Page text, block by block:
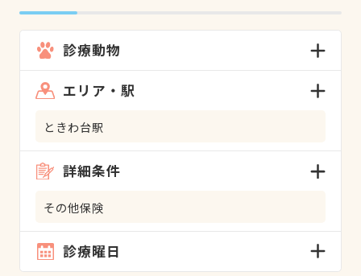
診療動物
エリア・駅
ときわ台駅
詳細条件
その他保険
診療曜日